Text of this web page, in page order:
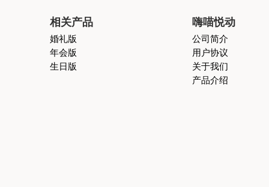
相关产品
婚礼版
年会版
生日版
嗨喵悦动
公司简介
用户协议
关于我们
产品介绍